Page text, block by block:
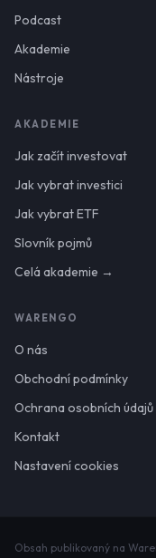
Podcast
Akademie
Nástroje
AKADEMIE
Jak začít investovat
Jak vybrat investici
Jak vybrat ETF
Slovník pojmů
Celá akademie →
WARENGO
O nás
Obchodní podmínky
Ochrana osobních údajů
Kontakt
Nastavení cookies
Obsah publikovaný na